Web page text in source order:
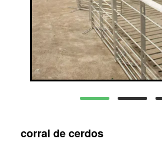
corral de cerdos